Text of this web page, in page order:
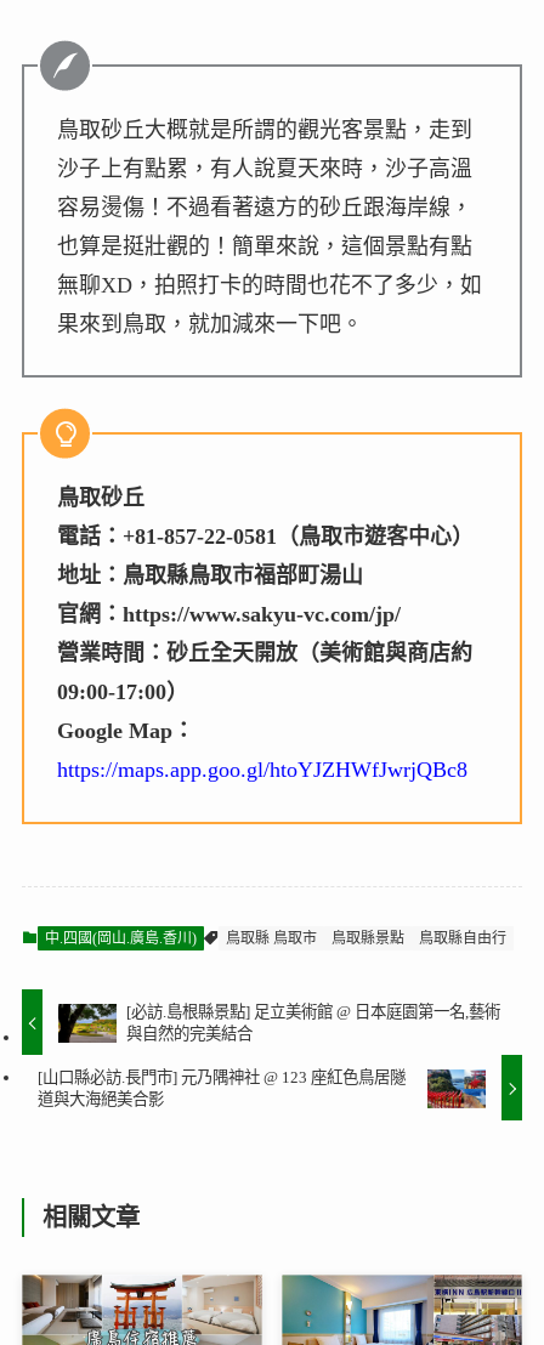
鳥取砂丘大概就是所謂的觀光客景點，走到
沙子上有點累，有人說夏天來時，沙子高溫
容易燙傷！不過看著遠方的砂丘跟海岸線，
也算是挺壯觀的！簡單來說，這個景點有點
無聊XD，拍照打卡的時間也花不了多少，如
果來到鳥取，就加減來一下吧。
鳥取砂丘
電話：+81-857-22-0581（鳥取市遊客中心）
地址：鳥取縣鳥取市福部町湯山
官網：https://www.sakyu-vc.com/jp/
營業時間：砂丘全天開放（美術館與商店約
09:00-17:00）
Google Map：
https://maps.app.goo.gl/htoYJZHWfJwrjQBc8
中.四國(岡山.廣島.香川) 鳥取縣 鳥取市 鳥取縣景點 鳥取縣自由行
[必訪.島根縣景點] 足立美術館 @ 日本庭園第一名,藝術
與自然的完美結合
[山口縣必訪.長門市] 元乃隅神社 @ 123 座紅色鳥居隧
道與大海絕美合影
相關文章